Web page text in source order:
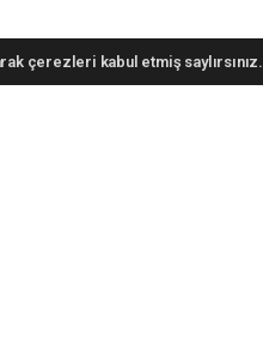
çerezleri kabul etmiş saylırsınız.